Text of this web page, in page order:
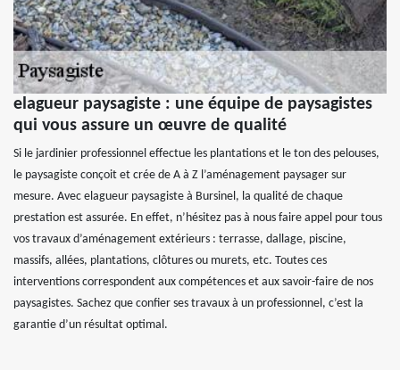
elagueur paysagiste : une équipe de paysagistes
qui vous assure un œuvre de qualité
Si le jardinier professionnel effectue les plantations et le ton des pelouses,
le paysagiste conçoit et crée de A à Z l’aménagement paysager sur
mesure. Avec elagueur paysagiste à Bursinel, la qualité de chaque
prestation est assurée. En effet, n’hésitez pas à nous faire appel pour tous
vos travaux d’aménagement extérieurs : terrasse, dallage, piscine,
massifs, allées, plantations, clôtures ou murets, etc. Toutes ces
interventions correspondent aux compétences et aux savoir-faire de nos
paysagistes. Sachez que confier ses travaux à un professionnel, c’est la
garantie d’un résultat optimal.